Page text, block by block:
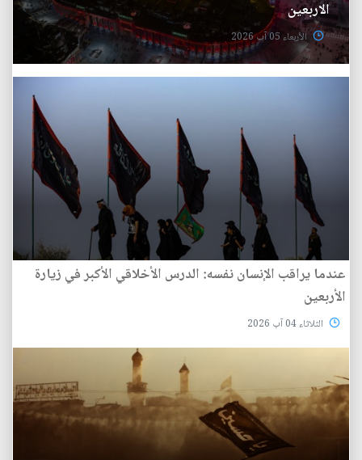
الاربعين
الأربعاء 05 آب 2026
عندما يراقب الإنسان نفسه: الدرس الأخلاقي الأكبر في زيارة
الأربعين
الثلاثاء 04 آب 2026